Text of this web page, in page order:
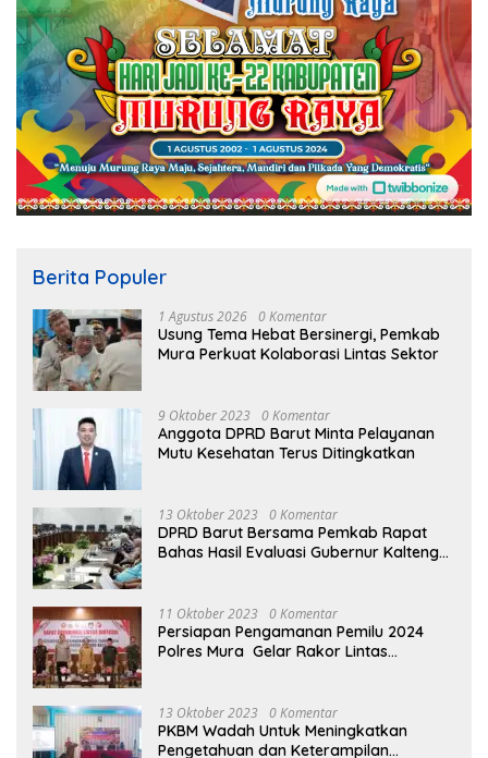
Berita Populer
1 Agustus 2026 0 Komentar
Usung Tema Hebat Bersinergi, Pemkab
Mura Perkuat Kolaborasi Lintas Sektor
9 Oktober 2023 0 Komentar
Anggota DPRD Barut Minta Pelayanan
Mutu Kesehatan Terus Ditingkatkan
13 Oktober 2023 0 Komentar
DPRD Barut Bersama Pemkab Rapat
Bahas Hasil Evaluasi Gubernur Kalteng
11 Oktober 2023 0 Komentar
Persiapan Pengamanan Pemilu 2024
Polres Mura Gelar Rakor Lintas
13 Oktober 2023 0 Komentar
PKBM Wadah Untuk Meningkatkan
Pengetahuan dan Keterampilan